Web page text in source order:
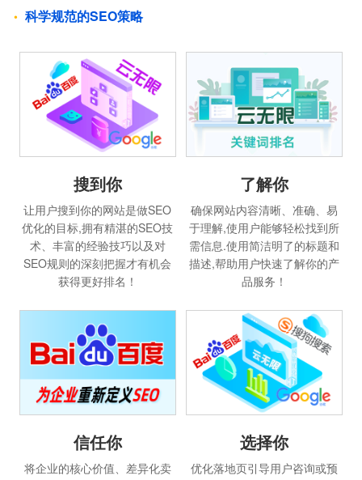
科学规范的SEO策略
搜到你
让用户搜到你的网站是做SEO
优化的目标,拥有精湛的SEO技
术、丰富的经验技巧以及对
SEO规则的深刻把握才有机会
获得更好排名！
了解你
确保网站内容清晰、准确、易
于理解,使用户能够轻松找到所
需信息.使用简洁明了的标题和
描述,帮助用户快速了解你的产
品服务！
信任你
将企业的核心价值、差异化卖
选择你
优化落地页引导用户咨询或预